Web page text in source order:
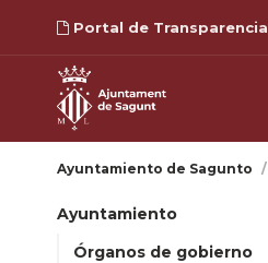
Portal de Transparencia
Ayuntamiento de Sagunto
Ayuntamiento
Órganos de gobierno